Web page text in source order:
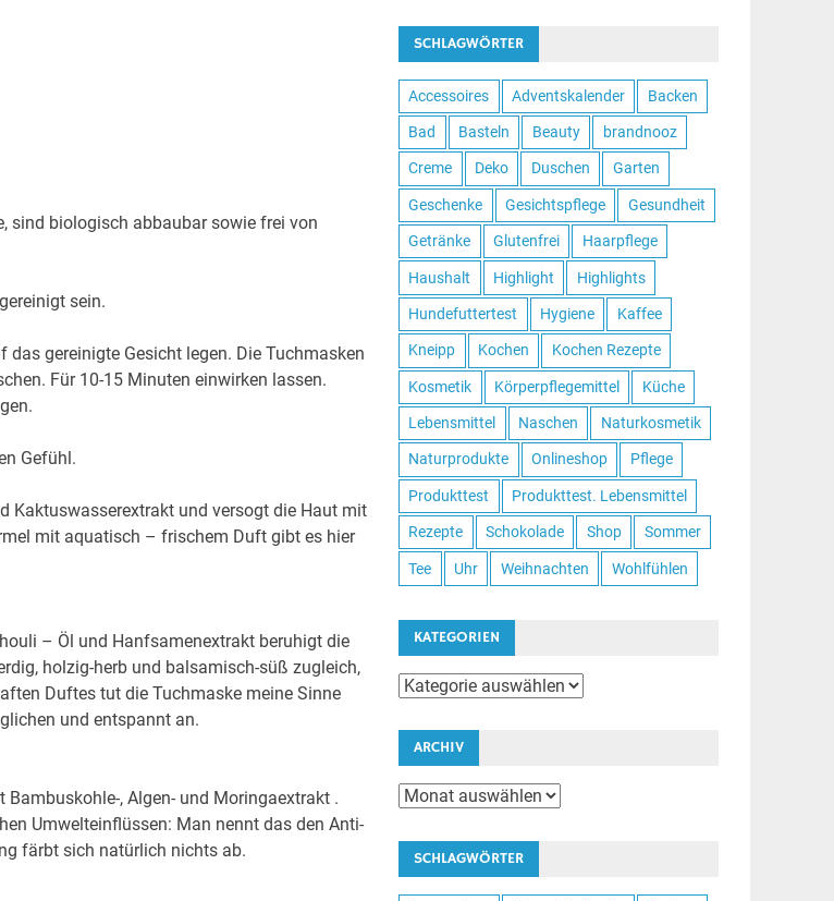
sind biologisch abbaubar sowie frei von
sein.
gereinigte Gesicht legen. Die Tuchmasken
Für 10-15 Minuten einwirken lassen.
Gefühl.
Kaktuswasserextrakt und versogt die Haut mit
mit aquatisch – frischem Duft gibt es hier
– Öl und Hanfsamenextrakt beruhigt die
holzig-herb und balsamisch-süß zugleich,
Duftes tut die Tuchmaske meine Sinne
und entspannt an.
, Algen- und Moringaextrakt .
Umwelteinflüssen: Man nennt das den Anti-
färbt sich natürlich nichts ab.
SCHLAGWÖRTER
Accessoires Adventskalender Backen
Bad Basteln Beauty brandnooz
Creme Deko Duschen Garten
Geschenke Gesichtspflege Gesundheit
Getränke Glutenfrei Haarpflege
Haushalt Highlight Highlights
Hundefuttertest Hygiene Kaffee
Kneipp Kochen Kochen Rezepte
Kosmetik Körperpflegemittel Küche
Lebensmittel Naschen Naturkosmetik
Naturprodukte Onlineshop Pflege
Produkttest Produkttest. Lebensmittel
Rezepte Schokolade Shop Sommer
Tee Uhr Weihnachten Wohlfühlen
KATEGORIEN
Kategorien
ARCHIV
Archiv
SCHLAGWÖRTER